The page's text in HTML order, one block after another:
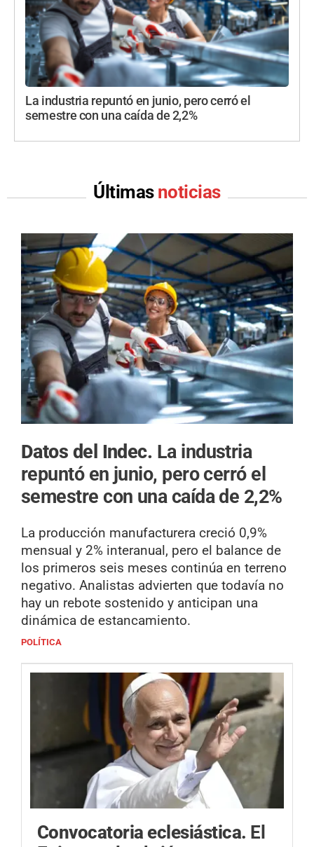
La industria repuntó en junio, pero cerró el
semestre con una caída de 2,2%
Últimas noticias
Datos del Indec. La industria
repuntó en junio, pero cerró el
semestre con una caída de 2,2%
La producción manufacturera creció 0,9%
mensual y 2% interanual, pero el balance de
los primeros seis meses continúa en terreno
negativo. Analistas advierten que todavía no
hay un rebote sostenido y anticipan una
dinámica de estancamiento.
POLÍTICA
Convocatoria eclesiástica. El